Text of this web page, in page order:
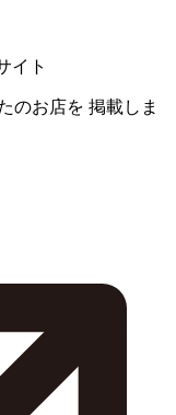
イト
のお店を 掲載しま